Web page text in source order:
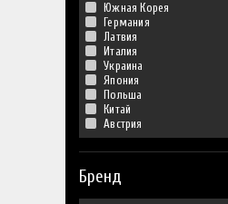
Южная Корея
Германия
Латвия
Италия
Украина
Япония
Польша
Китай
Австрия
Бренд